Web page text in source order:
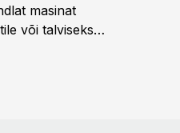
masinat
või talviseks